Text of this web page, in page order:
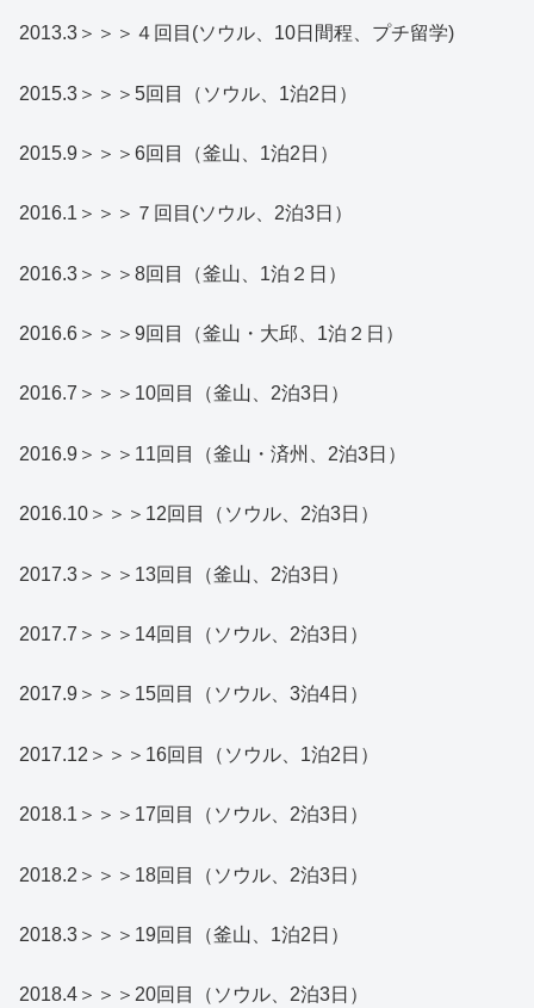
2013.3＞＞＞４回目(ソウル、10日間程、プチ留学)
2015.3＞＞＞5回目（ソウル、1泊2日）
2015.9＞＞＞6回目（釜山、1泊2日）
2016.1＞＞＞７回目(ソウル、2泊3日）
2016.3＞＞＞8回目（釜山、1泊２日）
2016.6＞＞＞9回目（釜山・大邱、1泊２日）
2016.7＞＞＞10回目（釜山、2泊3日）
2016.9＞＞＞11回目（釜山・済州、2泊3日）
2016.10＞＞＞12回目（ソウル、2泊3日）
2017.3＞＞＞13回目（釜山、2泊3日）
2017.7＞＞＞14回目（ソウル、2泊3日）
2017.9＞＞＞15回目（ソウル、3泊4日）
2017.12＞＞＞16回目（ソウル、1泊2日）
2018.1＞＞＞17回目（ソウル、2泊3日）
2018.2＞＞＞18回目（ソウル、2泊3日）
2018.3＞＞＞19回目（釜山、1泊2日）
2018.4＞＞＞20回目（ソウル、2泊3日）